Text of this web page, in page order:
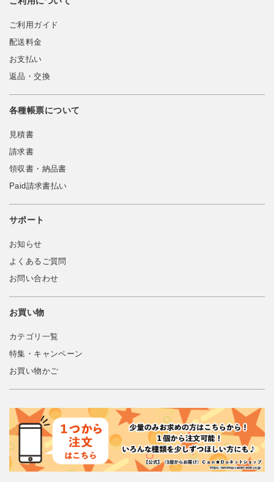
ご利用ガイド
配送料金
お支払い
返品・交換
各種帳票について
見積書
請求書
領収書・納品書
Paid請求書払い
サポート
お知らせ
よくあるご質問
お問い合わせ
お買い物
カテゴリ一覧
特集・キャンペーン
お買い物かご